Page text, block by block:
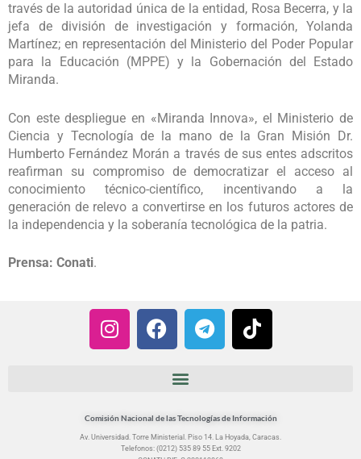
través de la autoridad única de la entidad, Rosa Becerra, y la
jefa de división de investigación y formación, Yolanda
Martínez; en representación del Ministerio del Poder Popular
para la Educación (MPPE) y la Gobernación del Estado
Miranda.
Con este despliegue en «Miranda Innova», el Ministerio de
Ciencia y Tecnología de la mano de la Gran Misión Dr.
Humberto Fernández Morán a través de sus entes adscritos
reafirman su compromiso de democratizar el acceso al
conocimiento técnico-científico, incentivando a la
generación de relevo a convertirse en los futuros actores de
la independencia y la soberanía tecnológica de la patria.
Prensa: Conati.
I
n
g
r
F
a
o
o
T
e
r
a
T
i
k
Comisión Nacional de las Tecnologías de Información
Av. Universidad. Torre Ministerial. Piso 14. La Hoyada, Caracas.
Telefonos: (0212) 535 89 55 Ext. 9202